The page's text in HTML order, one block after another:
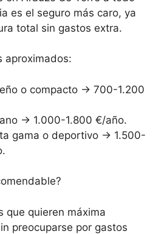
es el seguro más caro, ya
total sin gastos extra.
aproximados:
o compacto → 700-1.200
→ 1.000-1.800 €/año.
gama o deportivo → 1.500-
que quieren máxima
preocuparse por gastos